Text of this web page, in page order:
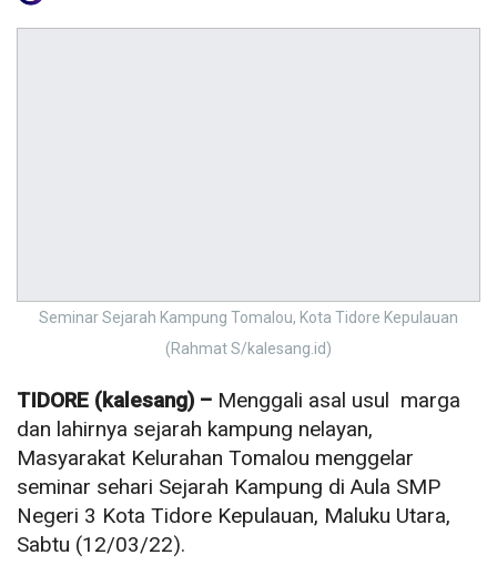
Seminar Sejarah Kampung Tomalou, Kota Tidore Kepulauan
(Rahmat S/kalesang.id)
TIDORE (kalesang) – Menggali asal usul marga
dan lahirnya sejarah kampung nelayan,
Masyarakat Kelurahan Tomalou menggelar
seminar sehari Sejarah Kampung di Aula SMP
Negeri 3 Kota Tidore Kepulauan, Maluku Utara,
Sabtu (12/03/22).